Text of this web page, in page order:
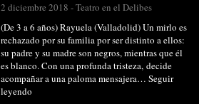
2 diciembre 2018 -Teatro en el Delibes
(De 3 a 6 años) Rayuela (Valladolid) Un mirlo es
rechazado por su familia por ser distinto a ellos:
su padre y su madre son negros, mientras que él
es blanco. Con una profunda tristeza, decide
acompañar a una paloma mensajera… Seguir
leyendo